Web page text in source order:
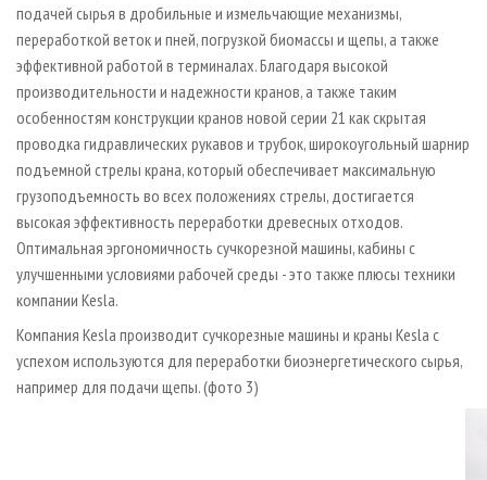
подачей сырья в дробильные и измельчающие механизмы,
переработкой веток и пней, погрузкой биомассы и щепы, а также
эффективной работой в терминалах. Благодаря высокой
производительности и надежности кранов, а также таким
особенностям конструкции кранов новой серии 21 как скрытая
проводка гидравлических рукавов и трубок, широкоугольный шарнир
подъемной стрелы крана, который обеспечивает максимальную
грузоподъемность во всех положениях стрелы, достигается
высокая эффективность переработки древесных отходов.
Оптимальная эргономичность сучкорезной машины, кабины с
улучшенными условиями рабочей среды - это также плюсы техники
компании Kesla.
Компания Kesla производит сучкорезные машины и краны Kesla с
успехом используются для переработки биоэнергетического сырья,
например для подачи щепы. (фото 3)